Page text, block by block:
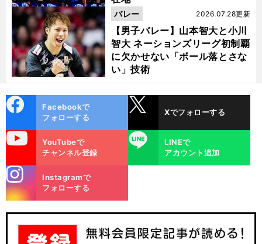
高
。
【男子バレー】山本智大と小川
智大 ネーションズリーグ初制覇
に欠かせない「ボール落とさな
い」技術
2026.07.28更新
バレー
ok
Facebookで
フォローする
Xでフォローする
YouTubeで
チャンネル登録
LINE
LINEで
アカウント追加
m
Instagramで
フォローする